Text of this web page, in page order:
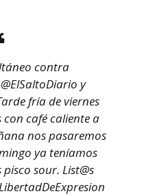
contra
@ElSaltoDiario y
fría de viernes
café caliente a
nos pasaremos
ya teníamos
sour. List@s